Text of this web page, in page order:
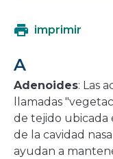
en
imprimir
A
Adenoides: Las
llamadas
de tejido ubicada
de la cavidad
ayudan a